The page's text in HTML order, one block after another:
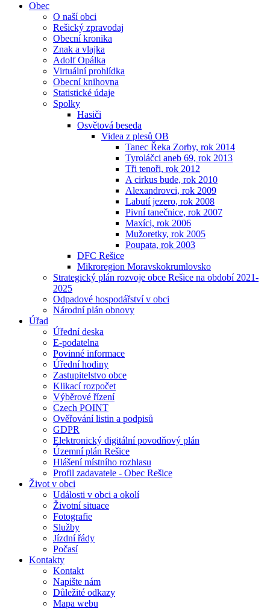
Obec
O naší obci
Rešický zpravodaj
Obecní kronika
Znak a vlajka
Adolf Opálka
Virtuální prohlídka
Obecní knihovna
Statistické údaje
Spolky
Hasiči
Osvětová beseda
Videa z plesů OB
Tanec Řeka Zorby, rok 2014
Tyroláčci aneb 69, rok 2013
Tři tenoři, rok 2012
A cirkus bude, rok 2010
Alexandrovci, rok 2009
Labutí jezero, rok 2008
Pivní tanečnice, rok 2007
Maxíci, rok 2006
Mužoretky, rok 2005
Poupata, rok 2003
DFC Rešice
Mikroregion Moravskokrumlovsko
Strategický plán rozvoje obce Rešice na období 2021-
2025
Odpadové hospodářství v obci
Národní plán obnovy
Úřad
Úřední deska
E-podatelna
Povinné informace
Úřední hodiny
Zastupitelstvo obce
Klikací rozpočet
Výběrové řízení
Czech POINT
Ověřování listin a podpisů
GDPR
Elektronický digitální povodňový plán
Územní plán Rešice
Hlášení místního rozhlasu
Profil zadavatele - Obec Rešice
Život v obci
Události v obci a okolí
Životní situace
Fotografie
Služby
Jízdní řády
Počasí
Kontakty
Kontakt
Napište nám
Důležité odkazy
Mapa webu